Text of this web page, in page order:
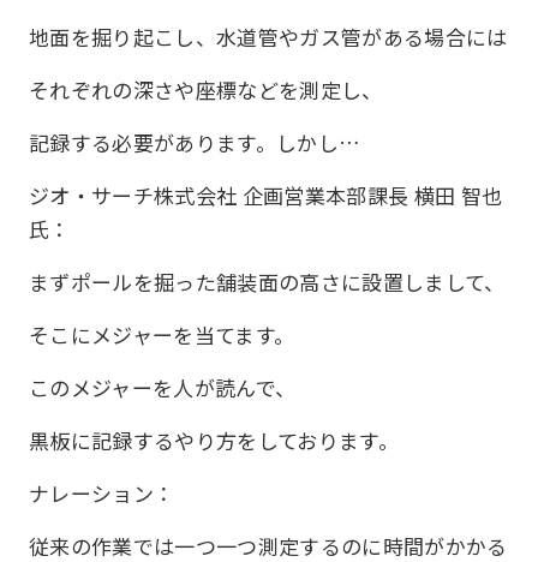
地面を掘り起こし、水道管やガス管がある場合には
それぞれの深さや座標などを測定し、
記録する必要があります。しかし…
ジオ・サーチ株式会社 企画営業本部課長 横田 智也
氏：
まずポールを掘った舗装面の高さに設置しまして、
そこにメジャーを当てます。
このメジャーを人が読んで、
黒板に記録するやり方をしております。
ナレーション：
従来の作業では一つ一つ測定するのに時間がかかる